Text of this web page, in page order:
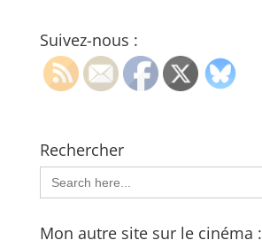
Suivez-nous :
Rechercher
Search
for:
Mon autre site sur le cinéma :